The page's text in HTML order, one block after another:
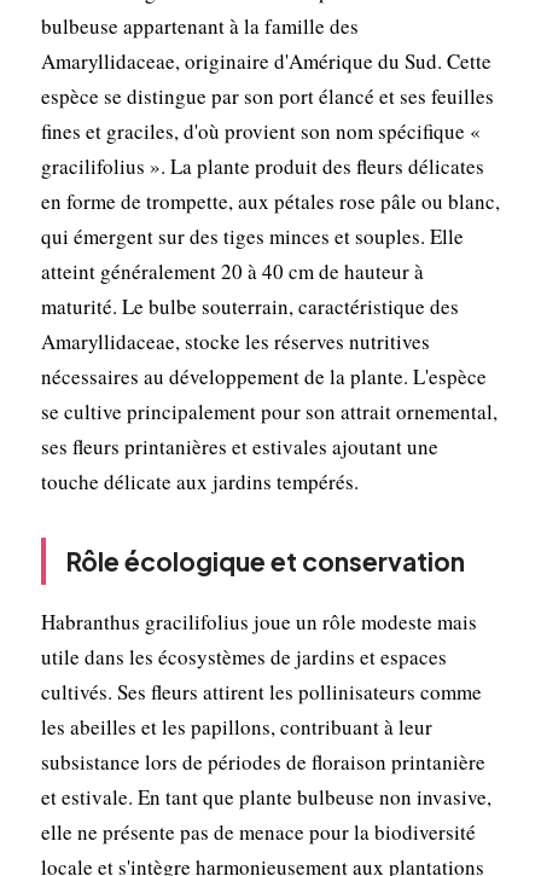
bulbeuse appartenant à la famille des
Amaryllidaceae, originaire d'Amérique du Sud. Cette
espèce se distingue par son port élancé et ses feuilles
fines et graciles, d'où provient son nom spécifique «
gracilifolius ». La plante produit des fleurs délicates
en forme de trompette, aux pétales rose pâle ou blanc,
qui émergent sur des tiges minces et souples. Elle
atteint généralement 20 à 40 cm de hauteur à
maturité. Le bulbe souterrain, caractéristique des
Amaryllidaceae, stocke les réserves nutritives
nécessaires au développement de la plante. L'espèce
se cultive principalement pour son attrait ornemental,
ses fleurs printanières et estivales ajoutant une
touche délicate aux jardins tempérés.
Rôle écologique et conservation
Habranthus gracilifolius joue un rôle modeste mais
utile dans les écosystèmes de jardins et espaces
cultivés. Ses fleurs attirent les pollinisateurs comme
les abeilles et les papillons, contribuant à leur
subsistance lors de périodes de floraison printanière
et estivale. En tant que plante bulbeuse non invasive,
elle ne présente pas de menace pour la biodiversité
locale et s'intègre harmonieusement aux plantations